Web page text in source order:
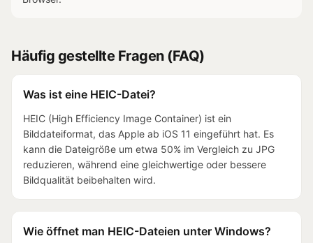
Häufig gestellte Fragen (FAQ)
Was ist eine HEIC-Datei?
HEIC (High Efficiency Image Container) ist ein
Bilddateiformat, das Apple ab iOS 11 eingeführt hat. Es
kann die Dateigröße um etwa 50% im Vergleich zu JPG
reduzieren, während eine gleichwertige oder bessere
Bildqualität beibehalten wird.
Wie öffnet man HEIC-Dateien unter Windows?